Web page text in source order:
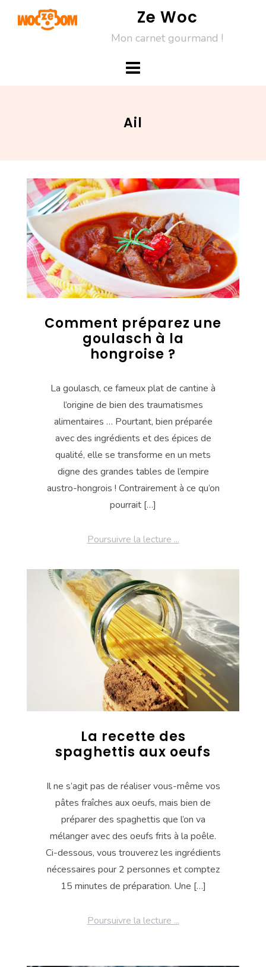
Ze Woc
Mon carnet gourmand !
Ail
Comment préparez une
goulasch à la
hongroise ?
La goulasch, ce fameux plat de cantine à
l’origine de bien des traumatismes
alimentaires … Pourtant, bien préparée
avec des ingrédients et des épices de
qualité, elle se transforme en un mets
digne des grandes tables de l’empire
austro-hongrois ! Contrairement à ce qu’on
pourrait […]
Poursuivre la lecture ...
La recette des
spaghettis aux oeufs
Il ne s’agit pas de réaliser vous-même vos
pâtes fraîches aux oeufs, mais bien de
préparer des spaghettis que l’on va
mélanger avec des oeufs frits à la poêle.
Ci-dessous, vous trouverez les ingrédients
nécessaires pour 2 personnes et comptez
15 minutes de préparation. Une […]
Poursuivre la lecture ...